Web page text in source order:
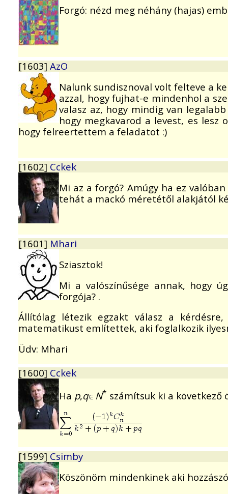
Forgó: nézd meg néhány (hajas)
[1603] AzO
Nalunk sundisznoval volt felteve a
azzal, hogy fujhat-e mindenhol a
valasz az, hogy mindig van
hogy megkavarod a levest, es
hogy felreertettem a feladatot :)
[1602] Cckek
Mi az a forgó? Amúgy ha ez
tehát a mackó méretétől alakjától
[1601] Mhari
Sziasztok!
Mi a valószínűsége annak, hogy
forgója? .
Állítólag létezik egzakt válasz a
matematikust említettek, aki foglalkozik
Üdv: Mhari
[1600] Cckek
Ha p,q N* számítsuk ki a következő
[1599] Csimby
Köszönöm mindenkinek aki